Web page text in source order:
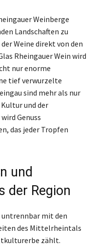
Weinberge
Landschaften zu
Weine direkt von den
Rheingauer Wein wird
nur enorme
tief verwurzelte
sind mehr als nur
und der
Genuss
das jeder Tropfen
und
der Region
untrennbar mit den
des Mittelrheintals
zählt.